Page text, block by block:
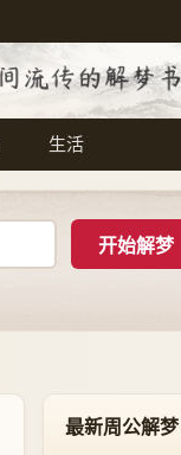
生活
最新周公解梦